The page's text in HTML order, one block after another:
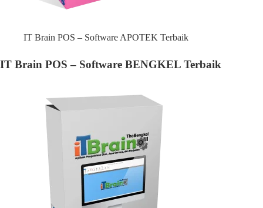
IT Brain POS – Software APOTEK Terbaik
IT Brain POS – Software BENGKEL Terbaik